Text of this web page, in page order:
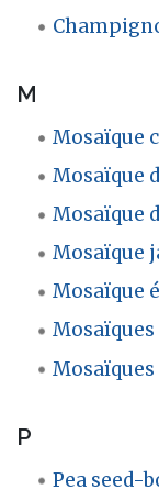
M
Mosaïque
Mosaïque
Mosaïque
Mosaïque
Mosaïque
P
Pea seed-